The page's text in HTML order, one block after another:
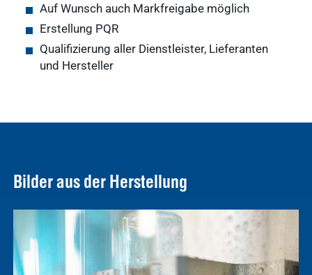
Auf Wunsch auch Markfreigabe möglich
Erstellung PQR
Qualifizierung aller Dienstleister, Lieferanten
und Hersteller
Bilder aus der Herstellung